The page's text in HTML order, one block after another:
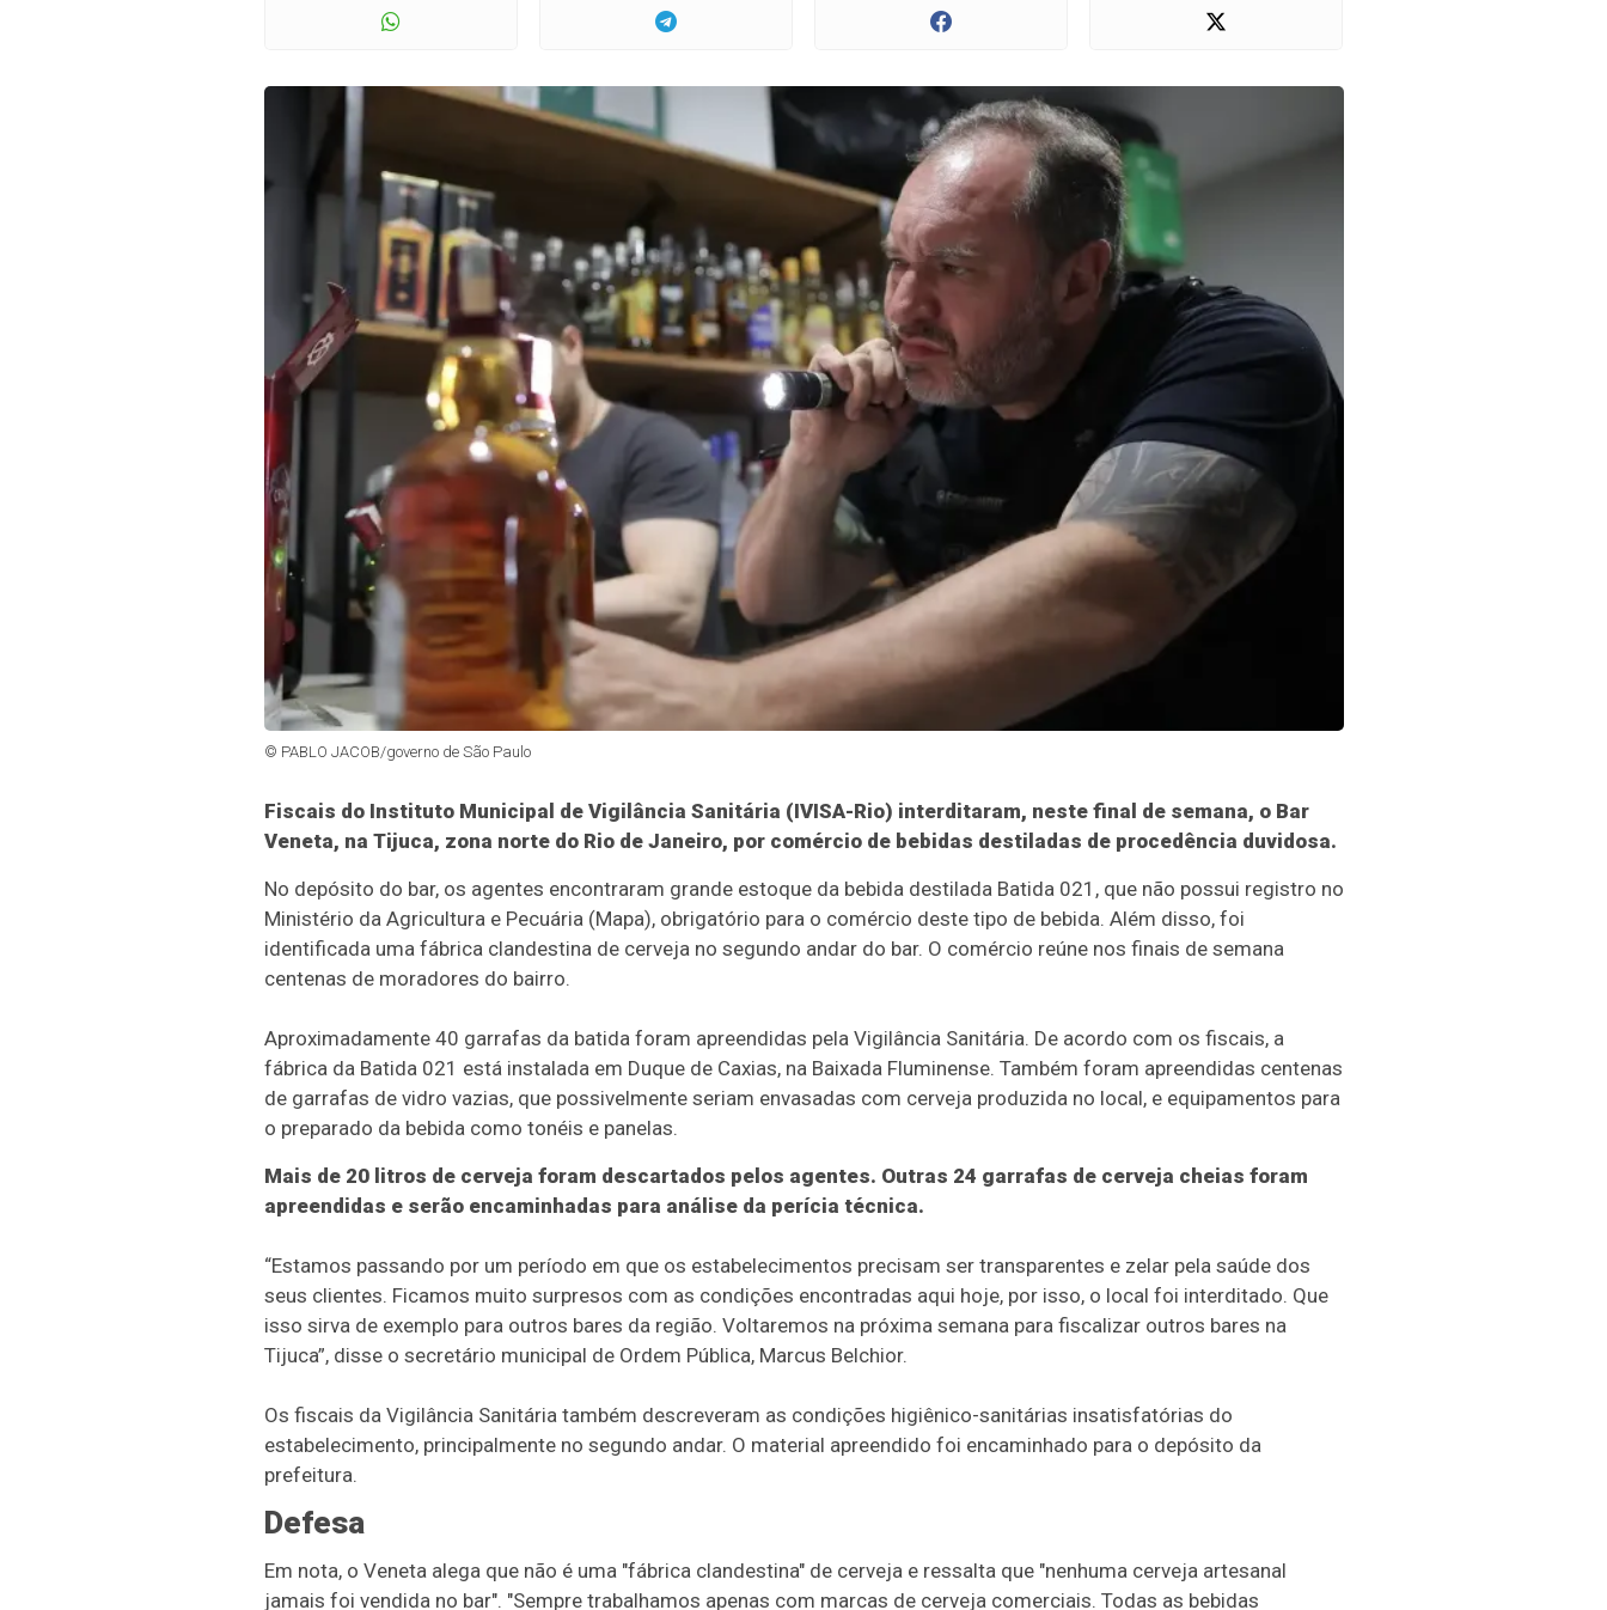
© PABLO JACOB/governo de São Paulo
Fiscais do Instituto Municipal de Vigilância Sanitária (IVISA-Rio) interditaram, neste final de semana, o Bar
Veneta, na Tijuca, zona norte do Rio de Janeiro, por comércio de bebidas destiladas de procedência duvidosa.
No depósito do bar, os agentes encontraram grande estoque da bebida destilada Batida 021, que não possui registro no
Ministério da Agricultura e Pecuária (Mapa), obrigatório para o comércio deste tipo de bebida. Além disso, foi
identificada uma fábrica clandestina de cerveja no segundo andar do bar. O comércio reúne nos finais de semana
centenas de moradores do bairro.
Aproximadamente 40 garrafas da batida foram apreendidas pela Vigilância Sanitária. De acordo com os fiscais, a
fábrica da Batida 021 está instalada em Duque de Caxias, na Baixada Fluminense. Também foram apreendidas centenas
de garrafas de vidro vazias, que possivelmente seriam envasadas com cerveja produzida no local, e equipamentos para
o preparado da bebida como tonéis e panelas.
Mais de 20 litros de cerveja foram descartados pelos agentes. Outras 24 garrafas de cerveja cheias foram
apreendidas e serão encaminhadas para análise da perícia técnica.
“Estamos passando por um período em que os estabelecimentos precisam ser transparentes e zelar pela saúde dos
seus clientes. Ficamos muito surpresos com as condições encontradas aqui hoje, por isso, o local foi interditado. Que
isso sirva de exemplo para outros bares da região. Voltaremos na próxima semana para fiscalizar outros bares na
Tijuca”, disse o secretário municipal de Ordem Pública, Marcus Belchior.
Os fiscais da Vigilância Sanitária também descreveram as condições higiênico-sanitárias insatisfatórias do
estabelecimento, principalmente no segundo andar. O material apreendido foi encaminhado para o depósito da
prefeitura.
Defesa
Em nota, o Veneta alega que não é uma "fábrica clandestina" de cerveja e ressalta que "nenhuma cerveja artesanal
jamais foi vendida no bar". "Sempre trabalhamos apenas com marcas de cerveja comerciais. Todas as bebidas